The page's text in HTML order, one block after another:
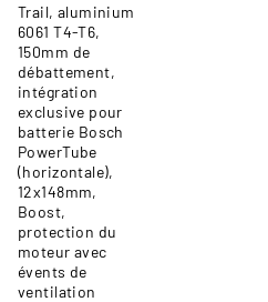
Trail, aluminium
6061 T4-T6,
150mm de
débattement,
intégration
exclusive pour
batterie Bosch
PowerTube
(horizontale),
12x148mm,
Boost,
protection du
moteur avec
évents de
ventilation